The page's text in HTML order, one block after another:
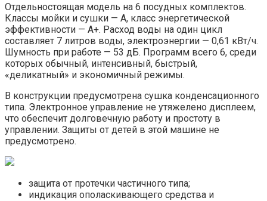
Отдельностоящая модель на 6 посудных комплектов.
Классы мойки и сушки — А, класс энергетической
эффективности — А+. Расход воды на один цикл
составляет 7 литров воды, электроэнергии — 0,61 кВт/ч.
Шумность при работе — 53 дБ. Программ всего 6, среди
которых обычный, интенсивный, быстрый,
«деликатный» и экономичный режимы.
В конструкции предусмотрена сушка конденсационного
типа. Электронное управление не утяжелено дисплеем,
что обеспечит долговечную работу и простоту в
управлении. Защиты от детей в этой машине не
предусмотрено.
защита от протечки частичного типа;
индикация ополаскивающего средства и